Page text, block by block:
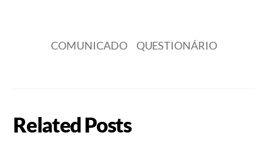
COMUNICADO QUESTIONÁRIO
Related Posts